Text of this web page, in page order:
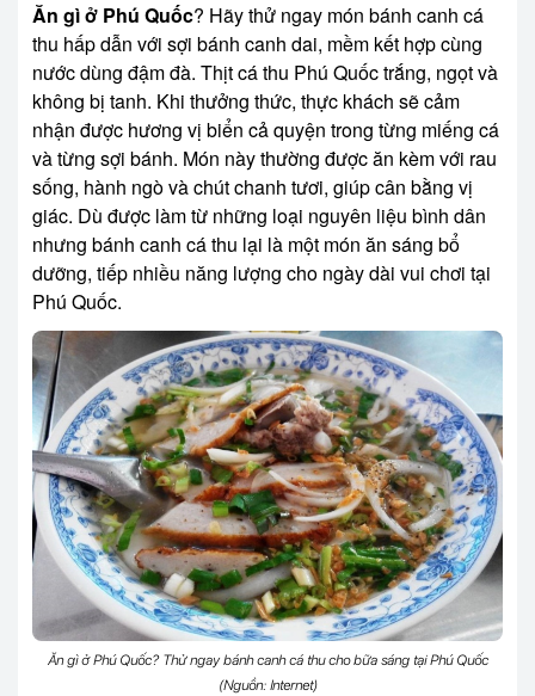
Ăn gì ở Phú Quốc? Hãy thử ngay món bánh canh cá
thu hấp dẫn với sợi bánh canh dai, mềm kết hợp cùng
nước dùng đậm đà. Thịt cá thu Phú Quốc trắng, ngọt và
không bị tanh. Khi thưởng thức, thực khách sẽ cảm
nhận được hương vị biển cả quyện trong từng miếng cá
và từng sợi bánh. Món này thường được ăn kèm với rau
sống, hành ngò và chút chanh tươi, giúp cân bằng vị
giác. Dù được làm từ những loại nguyên liệu bình dân
nhưng bánh canh cá thu lại là một món ăn sáng bổ
dưỡng, tiếp nhiều năng lượng cho ngày dài vui chơi tại
Phú Quốc.
Ăn gì ở Phú Quốc? Thử ngay bánh canh cá thu cho bữa sáng tại Phú Quốc
(Nguồn: Internet)